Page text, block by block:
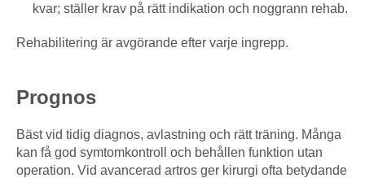
kvar; ställer krav på rätt indikation och noggrann rehab.
Rehabilitering är avgörande efter varje ingrepp.
Prognos
Bäst vid tidig diagnos, avlastning och rätt träning. Många
kan få god symtomkontroll och behållen funktion utan
operation. Vid avancerad artros ger kirurgi ofta betydande